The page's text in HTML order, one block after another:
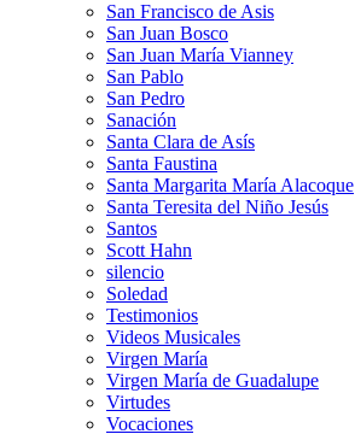
San Francisco de Asis
San Juan Bosco
San Juan María Vianney
San Pablo
San Pedro
Sanación
Santa Clara de Asís
Santa Faustina
Santa Margarita María Alacoque
Santa Teresita del Niño Jesús
Santos
Scott Hahn
silencio
Soledad
Testimonios
Videos Musicales
Virgen María
Virgen María de Guadalupe
Virtudes
Vocaciones